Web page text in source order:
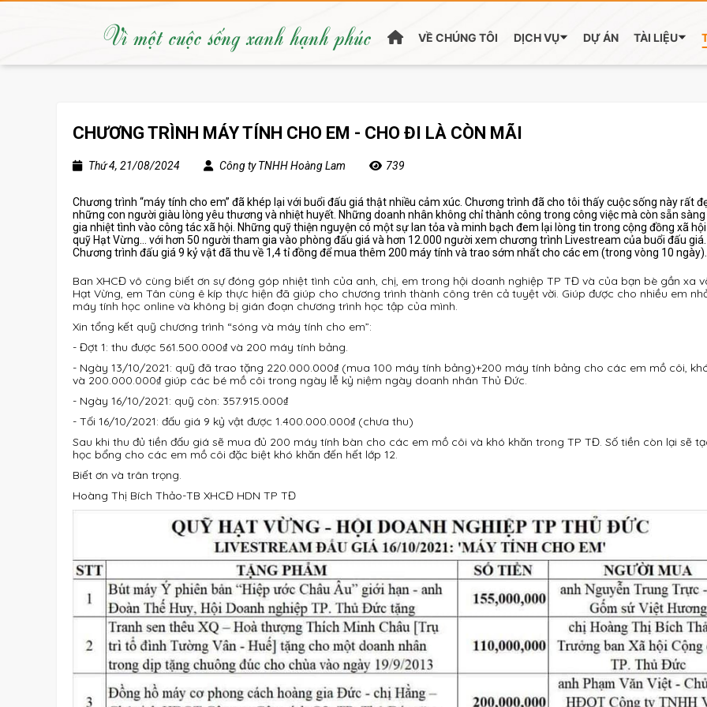
Vì một cuộc sống xanh hạnh phúc VỀ CHÚNG TÔI DỊCH VỤ DỰ ÁN TÀI LIỆU
CHƯƠNG TRÌNH MÁY TÍNH CHO EM - CHO ĐI LÀ CÒN MÃI
Thứ 4, 21/08/2024 Công ty TNHH Hoàng Lam 739
Chương trình “máy tính cho em” đã khép lại với buổi đấu giá thật nhiều cảm xúc. Chương trình đã cho tôi thấy cuộc sống này rất
những con người giàu lòng yêu thương và nhiệt huyết. Những doanh nhân không chỉ thành công trong công việc mà còn sẵn
gia nhiệt tình vào công tác xã hội. Những quỹ thiện nguyện có một sự lan tỏa và minh bạch đem lại lòng tin trong cộng đồng xã
quỹ Hạt Vừng… với hơn 50 người tham gia vào phòng đấu giá và hơn 12.000 người xem chương trình Livestream của buổi đấu giá.
Chương trình đấu giá 9 kỷ vật đã thu về 1,4 tỉ đồng để mua thêm 200 máy tính và trao sớm nhất cho các em (trong vòng 10 ngày).
Ban XHCĐ vô cùng biết ơn sự đóng góp nhiệt tình của anh, chị, em trong hội doanh nghiệp TP TĐ và của bạn bè gần xa
Hạt Vừng, em Tân cùng ê kíp thực hiện đã giúp cho chương trình thành công trên cả tuyệt vời. Giúp được cho nhiều em
máy tính học online và không bị gián đoạn chương trình học tập của mình.
Xin tổng kết quỹ chương trình “sóng và máy tính cho em”:
- Đợt 1: thu được 561.500.000₫ và 200 máy tính bảng.
- Ngày 13/10/2021: quỹ đã trao tặng 220.000.000₫ (mua 100 máy tính bảng)+200 máy tính bảng cho các em mồ côi,
và 200.000.000₫ giúp các bé mồ côi trong ngày lễ kỷ niệm ngày doanh nhân Thủ Đức.
- Ngày 16/10/2021: quỹ còn: 357.915.000₫
- Tối 16/10/2021: đấu giá 9 kỷ vật được 1.400.000.000₫ (chưa thu)
Sau khi thu đủ tiền đấu giá sẽ mua đủ 200 máy tính bàn cho các em mồ côi và khó khăn trong TP TĐ. Số tiền còn lại sẽ
học bổng cho các em mồ côi đặc biệt khó khăn đến hết lớp 12.
Biết ơn và trân trọng.
Hoàng Thị Bích Thảo-TB XHCĐ HDN TP TĐ